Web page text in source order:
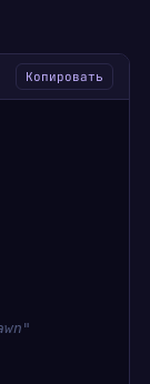
Копировать